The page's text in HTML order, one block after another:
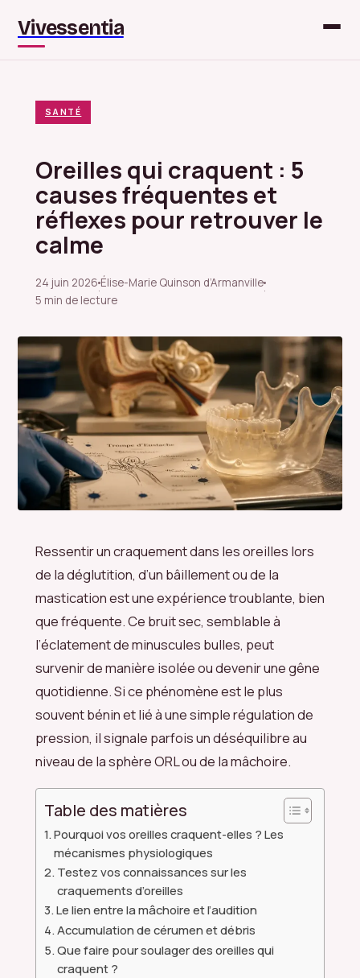
Vivessentia
SANTÉ
Oreilles qui craquent : 5
causes fréquentes et
réflexes pour retrouver le
calme
24 juin 2026
·
Élise-Marie Quinson d’Armanville
·
5 min de lecture
Ressentir un craquement dans les oreilles lors
de la déglutition, d’un bâillement ou de la
mastication est une expérience troublante, bien
que fréquente. Ce bruit sec, semblable à
l’éclatement de minuscules bulles, peut
survenir de manière isolée ou devenir une gêne
quotidienne. Si ce phénomène est le plus
souvent bénin et lié à une simple régulation de
pression, il signale parfois un déséquilibre au
niveau de la sphère ORL ou de la mâchoire.
Table des matières
Pourquoi vos oreilles craquent-elles ? Les
mécanismes physiologiques
Testez vos connaissances sur les
craquements d’oreilles
Le lien entre la mâchoire et l’audition
Accumulation de cérumen et débris
Que faire pour soulager des oreilles qui
craquent ?